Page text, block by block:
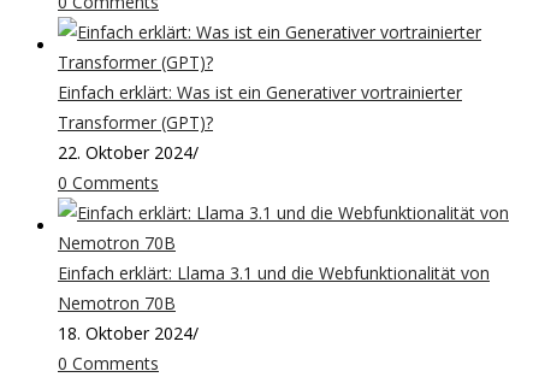
Einfach erklärt: Was ist ein Generativer vortrainierter
Transformer (GPT)?
22. Oktober 2024/
0 Comments
Einfach erklärt: Llama 3.1 und die Webfunktionalität von
Nemotron 70B
18. Oktober 2024/
0 Comments